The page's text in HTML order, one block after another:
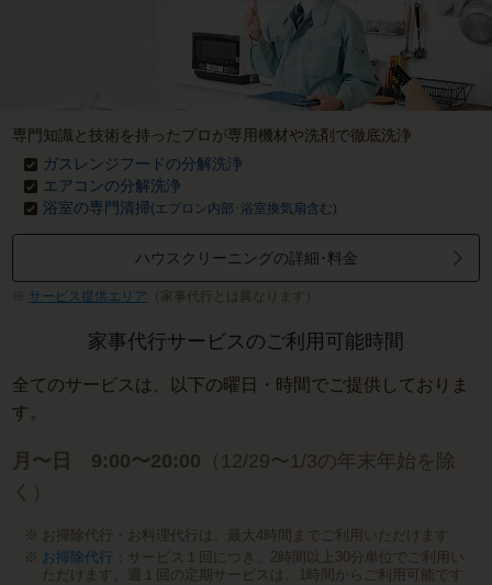
専門知識と技術を持ったプロが専用機材や洗剤で徹底洗浄
ガスレンジフードの分解洗浄
エアコンの分解洗浄
浴室の専門清掃(エプロン内部･浴室換気扇含む)
ハウスクリーニングの詳細･料金
サービス提供エリア （家事代行とは異なります）
家事代行サービスのご利用可能時間
全てのサービスは、以下の曜日・時間でご提供しておりま
す。
月〜日 9:00〜20:00 （12/29〜1/3の年末年始を除
く）
お掃除代行・お料理代行は、最大4時間までご利用いただけます
お掃除代行 ：サービス１回につき、2時間以上30分単位でご利用い
ただけます。週１回の定期サービスは、1時間からご利用可能です